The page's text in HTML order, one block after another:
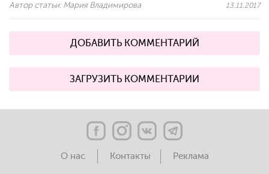
Автор статьи: Мария Владимирова 13.11.2017
ДОБАВИТЬ КОММЕНТАРИЙ
ЗАГРУЗИТЬ КОММЕНТАРИИ
О нас Контакты Реклама